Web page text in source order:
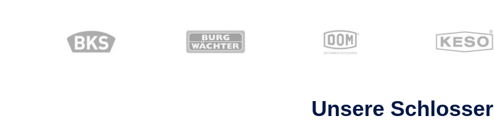
Unsere Schlosser